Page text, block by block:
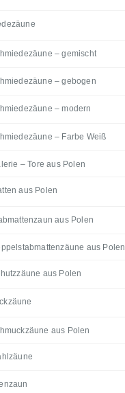
– gemischt
– gebogen
– modern
– Farbe Weiß
– Tore aus Polen
aus Polen
aus Polen
aus Polen
aus Polen
aus Polen